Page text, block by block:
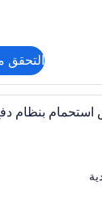
التحقق
مكتب
بنظام